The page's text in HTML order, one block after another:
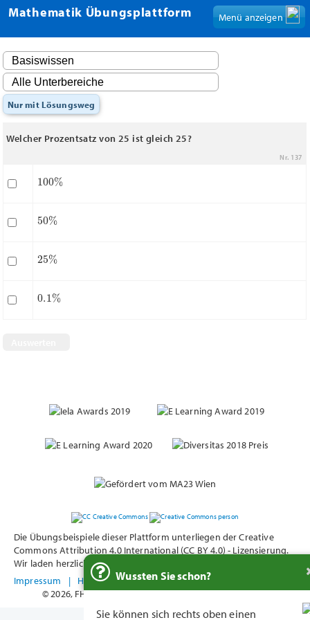
Mathematik Übungsplattform Menü anzeigen
Nur mit Lösungsweg
Welcher Prozentsatz von 25 ist gleich 25?
Nr. 137
100%
50%
25%
0.1%
Die Übungsbeispiele dieser Plattform unterliegen der Creative
Commons Attribution 4.0 International (CC BY 4.0) - Lizensierung.
Wir laden herzlich zur Nutzung in diesem Rahmen ein.
Impressum
| Hilfe |
Kontakt
© 2026, FH Technikum Wien,Webdevelopment: www.ben.at
Wussten Sie schon?
Sie können sich rechts oben einen